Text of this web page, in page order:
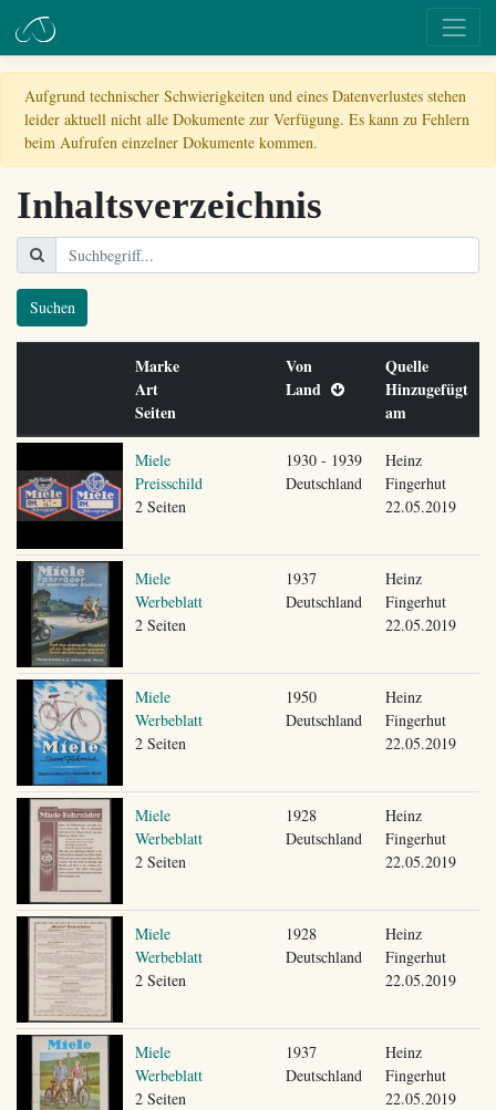
Aufgrund technischer Schwierigkeiten und eines Datenverlustes stehen
leider aktuell nicht alle Dokumente zur Verfügung. Es kann zu Fehlern
beim Aufrufen einzelner Dokumente kommen.
Inhaltsverzeichnis
Suchen
Marke
Art
Seiten
Von
Land
Quelle
Hinzugefügt
am
Miele
Preisschild
2 Seiten
1930 - 1939
Deutschland
Heinz
Fingerhut
22.05.2019
Miele
Werbeblatt
2 Seiten
1937
Deutschland
Heinz
Fingerhut
22.05.2019
Miele
Werbeblatt
2 Seiten
1950
Deutschland
Heinz
Fingerhut
22.05.2019
Miele
Werbeblatt
2 Seiten
1928
Deutschland
Heinz
Fingerhut
22.05.2019
Miele
Werbeblatt
2 Seiten
1928
Deutschland
Heinz
Fingerhut
22.05.2019
Miele
Werbeblatt
2 Seiten
1937
Deutschland
Heinz
Fingerhut
22.05.2019